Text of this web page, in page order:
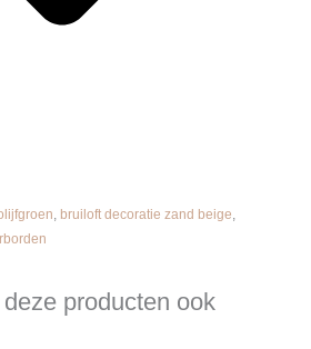
, bruiloft decoratie zand beige,
producten ook